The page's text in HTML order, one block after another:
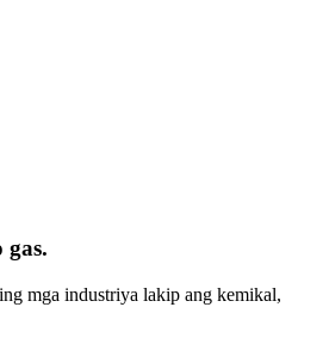
mga industriya lakip ang kemikal,